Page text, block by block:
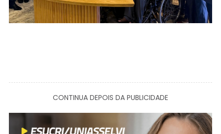
CONTINUA DEPOIS DA PUBLICIDADE